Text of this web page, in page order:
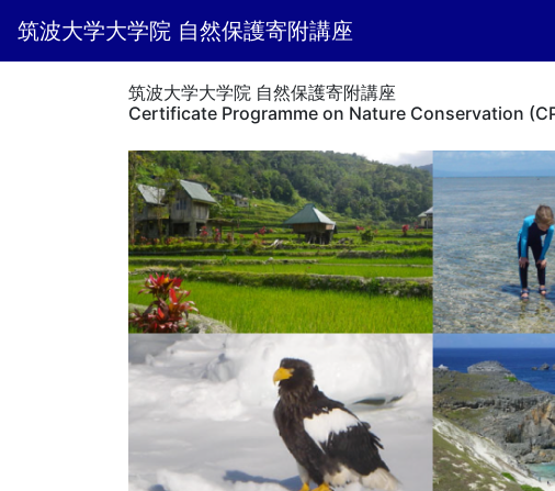
筑波大学大学院 自然保護寄附講座
筑波大学大学院 自然保護寄附講座
Certificate Programme on Nature Conservation